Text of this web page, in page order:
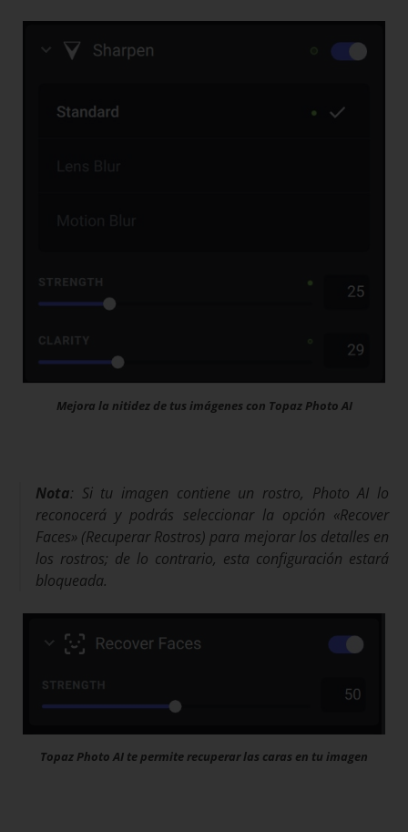
Mejora la nitidez de tus imágenes con Topaz Photo AI
Nota: Si tu imagen contiene un rostro, Photo AI lo
reconocerá y podrás seleccionar la opción «Recover
Faces» (Recuperar Rostros) para mejorar los detalles en
los rostros; de lo contrario, esta configuración estará
bloqueada.
Topaz Photo AI te permite recuperar las caras en tu imagen